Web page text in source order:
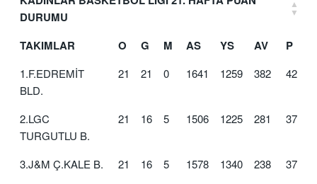
DURUMU
TAKIMLAR
O G M AS YS AV P
1.F.EDREMİT
BLD.
21 21 0 1641 1259 382 42
2.LGC
TURGUTLU B.
21 16 5 1506 1225 281 37
3.J&M Ç.KALE B. 21 16 5 1578 1340 238
37